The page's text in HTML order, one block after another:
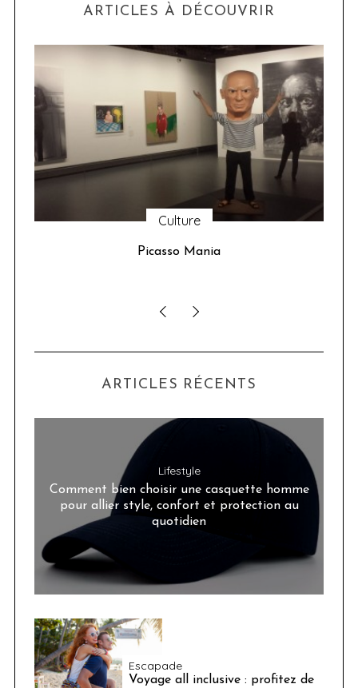
ARTICLES À DÉCOUVRIR
Culture
Picasso Mania
ARTICLES RÉCENTS
Lifestyle
Comment bien choisir une casquette homme
pour allier style, confort et protection au
quotidien
Escapade
Voyage all inclusive : profitez de